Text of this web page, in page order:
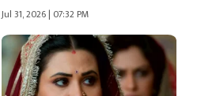
Jul 31, 2026 | 07:32 PM